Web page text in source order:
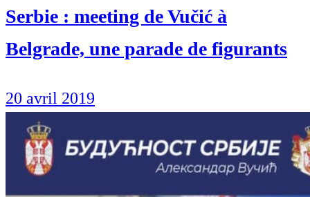
Serbie : meeting de Vučić à
Belgrade, une parade de figurants
20 avril 2019